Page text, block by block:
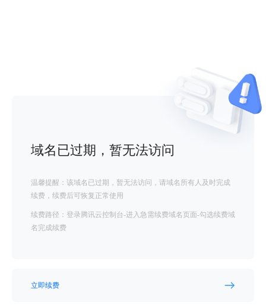
域名已过期，暂无法访问
温馨提醒：该域名已过期，暂无法访问，请域名所有人及时完成
续费，续费后可恢复正常使用
续费路径：登录腾讯云控制台-进入急需续费域名页面-勾选续费域
名完成续费
立即续费